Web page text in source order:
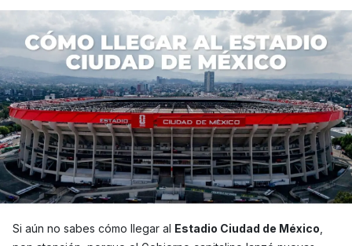
Si aún no sabes cómo llegar al Estadio Ciudad de México